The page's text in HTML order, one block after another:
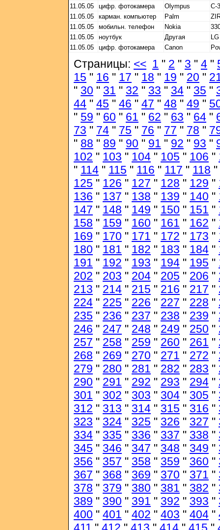
11.05.05
цифр. фотокамера Olympus
C-
11.05.05
карман. компьютер Palm
11.05.05
мобильн. телефон Nokia
11.05.05
ноутбук Другая
11.05.05
цифр. фотокамера Canon
Страницы: << 1 " 2 " 3 " 4 "
15 " 16 " 17 " 18 " 19 " 20 "
" 30 " 31 " 32 " 33 " 34 " 35 "
44 " 45 " 46 " 47 " 48 " 49 "
" 59 " 60 " 61 " 62 " 63 " 64 "
73 " 74 " 75 " 76 " 77 " 78 "
" 88 " 89 " 90 " 91 " 92 " 93 "
102 " 103 " 104 " 105 " 106 "
" 114 " 115 " 116 " 117 " 118 "
125 " 126 " 127 " 128 " 129 "
136 " 137 " 138 " 139 " 140 "
147 " 148 " 149 " 150 " 151 "
158 " 159 " 160 " 161 " 162 "
169 " 170 " 171 " 172 " 173 "
180 " 181 " 182 " 183 " 184 "
191 " 192 " 193 " 194 " 195 "
202 " 203 " 204 " 205 " 206 "
213 " 214 " 215 " 216 " 217 "
224 " 225 " 226 " 227 " 228 "
235 " 236 " 237 " 238 " 239 "
246 " 247 " 248 " 249 " 250 "
257 " 258 " 259 " 260 " 261 "
268 " 269 " 270 " 271 " 272 "
279 " 280 " 281 " 282 " 283 "
290 " 291 " 292 " 293 " 294 "
301 " 302 " 303 " 304 " 305 "
312 " 313 " 314 " 315 " 316 "
323 " 324 " 325 " 326 " 327 "
334 " 335 " 336 " 337 " 338 "
345 " 346 " 347 " 348 " 349 "
356 " 357 " 358 " 359 " 360 "
367 " 368 " 369 " 370 " 371 "
378 " 379 " 380 " 381 " 382 "
389 " 390 " 391 " 392 " 393 "
400 " 401 " 402 " 403 " 404 "